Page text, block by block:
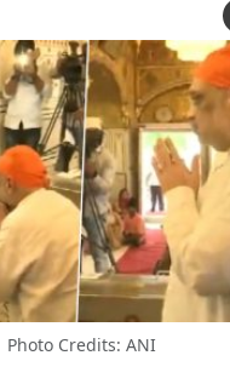
Photo Credits: ANI